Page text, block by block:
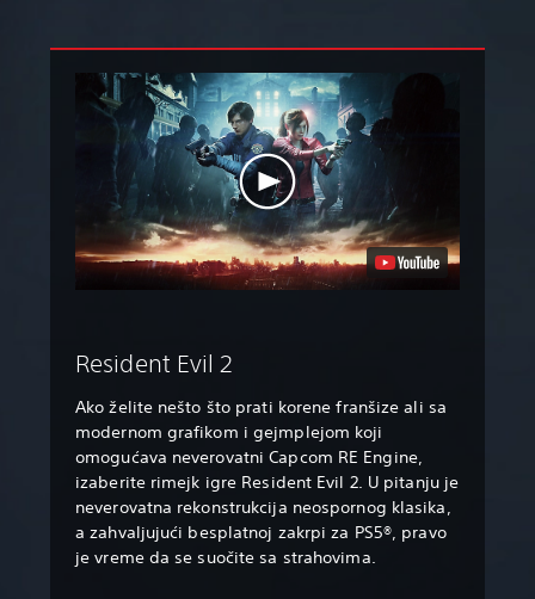
Resident Evil 2
Ako želite nešto što prati korene franšize ali sa
modernom grafikom i gejmplejom koji
omogućava neverovatni Capcom RE Engine,
izaberite rimejk igre Resident Evil 2. U pitanju je
neverovatna rekonstrukcija neospornog klasika,
a zahvaljujući besplatnoj zakrpi za PS5®, pravo
je vreme da se suočite sa strahovima.